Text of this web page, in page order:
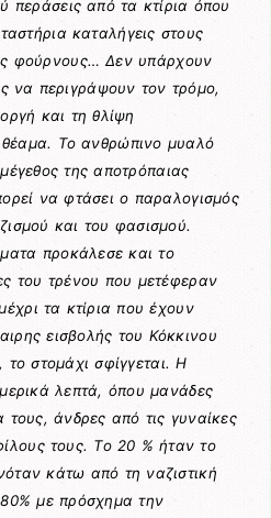
περάσεις από τα κτίρια όπου
καταλήγεις στους
φούρνους… Δεν υπάρχουν
να περιγράψουν τον τρόμο,
και τη θλίψη
θέαμα. Το ανθρώπινο μυαλό
της αποτρόπαιας
να φτάσει ο παραλογισμός
και του φασισμού.
προκάλεσε και το
του τρένου που μετέφεραν
τα κτίρια που έχουν
εισβολής του Κόκκινου
στομάχι σφίγγεται. Η
λεπτά, όπου μανάδες
τους, άνδρες από τις γυναίκες
τους. Το 20 % ήταν το
κάτω από τη ναζιστική
με πρόσχημα την